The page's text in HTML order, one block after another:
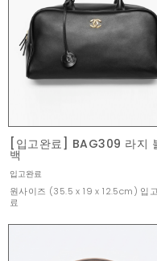
[입고완료] BAG309 라지
백
입고완료
원사이즈 (35.5 x 19 x 12.5cm) 입
료